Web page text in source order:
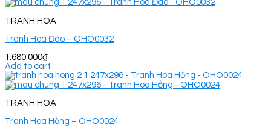
TRANH HOA
Tranh Hoa Đào – OHO0032
1.680.000₫
Add to cart
TRANH HOA
Tranh Hoa Hồng – OHO0024